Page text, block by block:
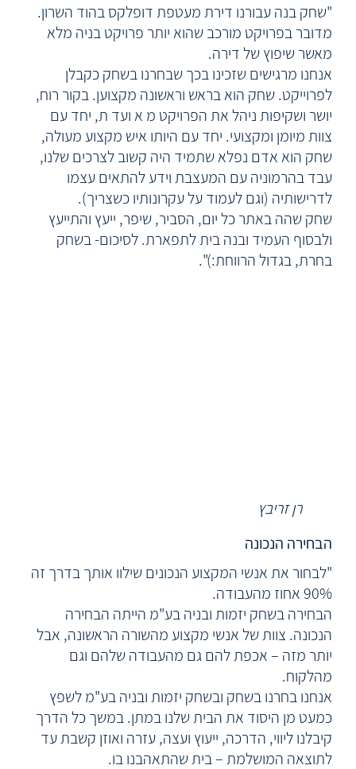
רן זריבץ
"שחק בנה עבורנו דירת מעטפת דופלקס בהוד השרון.
מדובר בפרויקט מורכב שהוא יותר פרויקט בניה מלא
מאשר שיפוץ של דירה.
אנחנו מרגישים שזכינו בכך שבחרנו בשחק כקבלן
לפרוייקט. שחק הוא בראש וראשונה מקצוען. בקור רוח,
יושר ושקיפות ניהל את הפרויקט מ א ועד ת, יחד עם
צוות מיומן ומקצועי. יחד עם היותו איש מקצוע מעולה,
שחק הוא אדם נפלא שתמיד היה קשוב לצרכים שלנו,
עבד בהרמוניה עם המעצבת וידע להתאים עצמו
לדרישותיה (וגם לעמוד על עקרונותיו כשצריך).
שחק שהה באתר כל יום, הסביר, שיפר, ייעץ והתייעץ
ולבסוף העמיד ובנה בית לתפארת. לסיכום- בשחק
בחרת, בגדול הרווחת:)".
הבחירה הנכונה
"לבחור את אנשי המקצוע הנכונים שילוו אותך בדרך זה
90% אחוז מהעבודה.
הבחירה בשחק יזמות ובניה בע"מ הייתה הבחירה
הנכונה. צוות של אנשי מקצוע מהשורה הראשונה, אבל
יותר מזה – אכפת להם גם מהעבודה שלהם וגם
מהלקוח.
אנחנו בחרנו בשחק ובשחק יזמות ובניה בע"מ לשפץ
כמעט מן היסוד את הבית שלנו במתן. במשך כל הדרך
קיבלנו ליווי, הדרכה, ייעוץ ועצה, עזרה ואוזן קשבת עד
לתוצאה המושלמת – בית שהתאהבנו בו.